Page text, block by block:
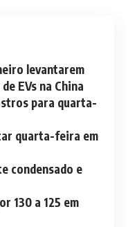
levantarem
EVs na China
para quarta-
quarta-feira em
condensado e
130 a 125 em